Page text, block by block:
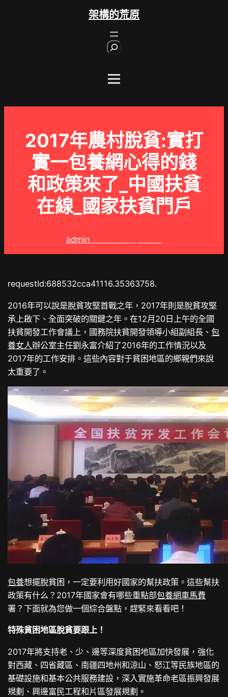
架構的荒原
2017年農村脫貧:實打
實一包養網心得的錢
和政策來了_中國扶貧
在線_國家扶貧門戶
admin
requestId:688532cca41116.35363758.
2016年可以說是脫貧攻堅首戰之年，2017年則是脫貧攻堅
承上啟下、全面突破的關鍵之年。在12月20日上午的全國
扶貧開發工作會議上，國務院扶貧開發領導小組副組長、包
養女人辦公室主任劉永富介紹了2016年的工作情況以及
2017年的工作安排。這些內容對于貧困地區的鄉親們來說
太重要了。
包養想擺脫貧困，一定要利用好國家的幫扶政策。這些幫扶
政策有什么？2017年國家會有哪些重點部包養網車馬費
署？下面就為您做一個綜合盤點，趕緊來看看吧！
特殊貧困地區脫貧要跟上！
2017年將支持老、少、邊等深度貧困地區加快發展，強化
對西藏、四省藏區、南疆四地州和涼山、怒江等民族地區的
基礎設施和基本公共服務建設，深入實施革命老區振興發展
規劃、興邊富民工程和片區發展規劃。